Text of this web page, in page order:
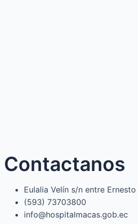
Contactanos
Eulalia Velín s/n entre
(593) 73703800​
info@hospitalmacas.gob.ec